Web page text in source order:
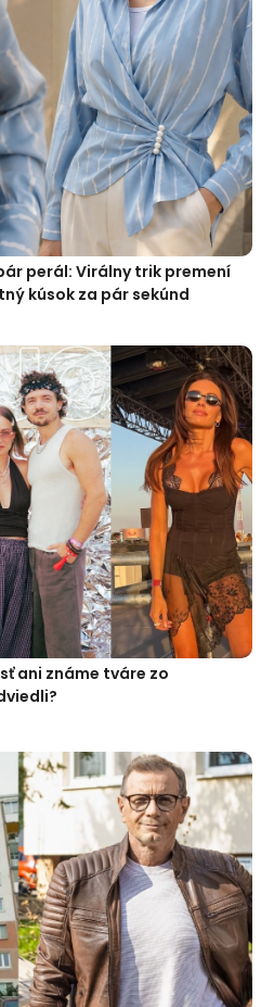
perál: Virálny trik premení
kúsok za pár sekúnd
ani známe tváre zo